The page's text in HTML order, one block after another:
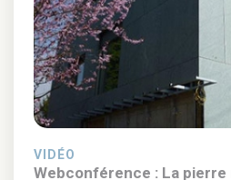
VIDÉO
Webconférence : La pierre